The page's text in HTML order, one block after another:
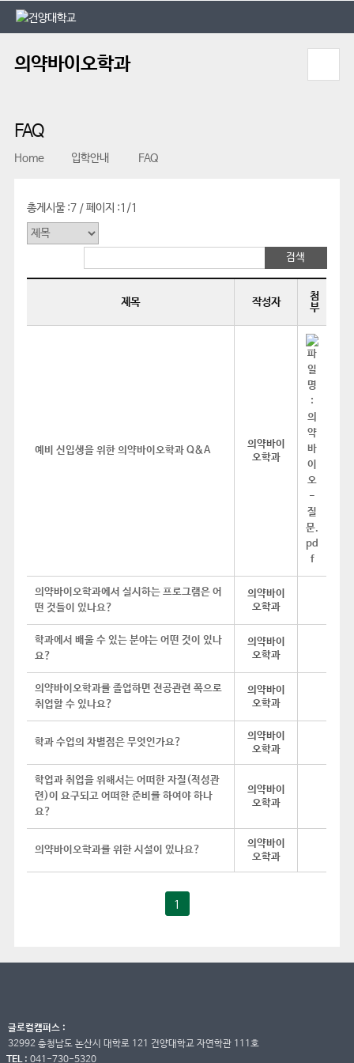
본문 바로가기
대메뉴 바로가기
의약바이오학과
FAQ
Home 입학안내 FAQ
총게시물 :7 /페이지 :1/1
제목 작성자
첨
부
예비 신입생을 위한 의약바이오학과 Q&A
의약바이
오학과
의약바이오학과에서 실시하는 프로그램은 어
떤 것들이 있나요?
의약바이
오학과
학과에서 배울 수 있는 분야는 어떤 것이 있나
요?
의약바이
오학과
의약바이오학과를 졸업하면 전공관련 쪽으로
취업할 수 있나요?
의약바이
오학과
학과 수업의 차별점은 무엇인가요?
의약바이
오학과
학업과 취업을 위해서는 어떠한 자질(적성관
련)이 요구되고 어떠한 준비를 하여야 하나
요?
의약바이
오학과
의약바이오학과를 위한 시설이 있나요?
의약바이
오학과
1
글로컬캠퍼스 :
32992 충청남도 논산시 대학로 121 건양대학교 자연학관 111호
TEL : 041-730-5320